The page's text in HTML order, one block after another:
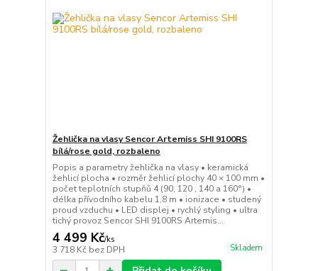
Žehlička na vlasy Sencor Artemiss SHI 9100RS
bílá/rose gold, rozbaleno
Popis a parametry žehlička na vlasy • keramická
žehlicí plocha • rozměr žehlicí plochy 40 × 100 mm •
počet teplotních stupňů 4 (90, 120 , 140 a 160°) •
délka přívodního kabelu 1,8 m • ionizace • studený
proud vzduchu • LED displej • rychlý styling • ultra
tichý provoz Sencor SHI 9100RS Artemis...
4 499 Kč/ks
3 718 Kč bez DPH Skladem